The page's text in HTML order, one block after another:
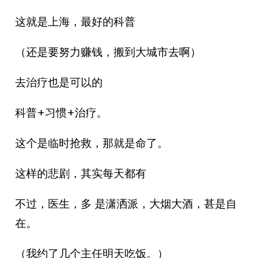
这就是上海，最好的科普
（还是要努力赚钱，搬到大城市去啊）
去治疗也是可以的
科普+习惯+治疗。
这个是临时抢救，那就是命了。
这样的悲剧，其实每天都有
不过，医生，多 是潇洒派，大烟大酒，甚是自
在。
（我约了几个主任明天吃饭。）